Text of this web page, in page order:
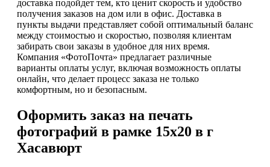
доставка подойдет тем, кто ценит скорость и удобство
получения заказов на дом или в офис. Доставка в
пункты выдачи представляет собой оптимальный баланс
между стоимостью и скоростью, позволяя клиентам
забирать свои заказы в удобное для них время.
Компания «ФотоПочта» предлагает различные
варианты оплаты услуг, включая возможность оплаты
онлайн, что делает процесс заказа не только
комфортным, но и безопасным.
Оформить заказ на печать
фотографий в рамке 15х20 в г
Хасавюрт